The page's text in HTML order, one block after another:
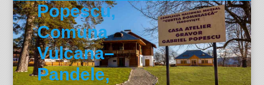
Popescu,
Comuna
Vulcana–
Pandele,